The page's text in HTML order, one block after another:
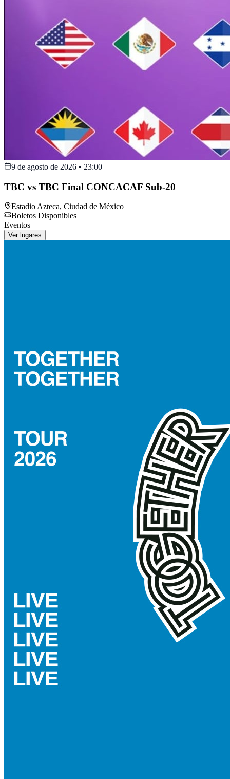
9 de agosto de 2026 • 23:00
TBC vs TBC Final CONCACAF Sub-20
Estadio Azteca, Ciudad de México
Boletos Disponibles
Eventos
Ver lugares